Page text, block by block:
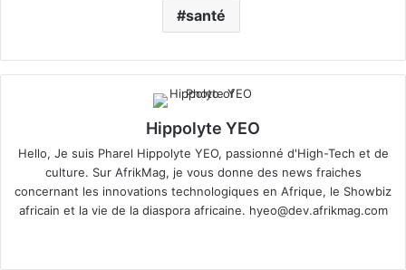
santé
Hippolyte YEO
Hello, Je suis Pharel Hippolyte YEO, passionné d'High-Tech et de
culture. Sur AfrikMag, je vous donne des news fraiches
concernant les innovations technologiques en Afrique, le Showbiz
africain et la vie de la diaspora africaine. hyeo@dev.afrikmag.com